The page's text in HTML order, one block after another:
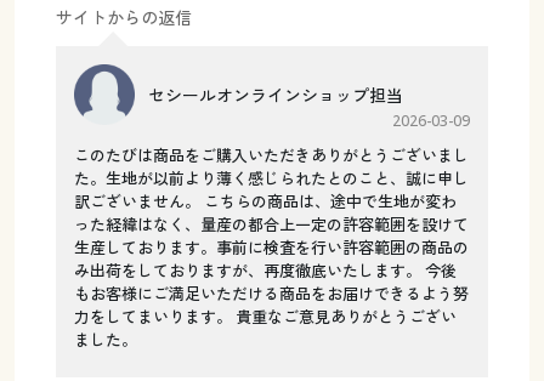
サイトからの返信
セシールオンラインショップ担当
2026-03-09
このたびは商品をご購入いただきありがとうございまし
た。生地が以前より薄く感じられたとのこと、誠に申し
訳ございません。 こちらの商品は、途中で生地が変わ
った経緯はなく、量産の都合上一定の許容範囲を設けて
生産しております。事前に検査を行い許容範囲の商品の
み出荷をしておりますが、再度徹底いたします。 今後
もお客様にご満足いただける商品をお届けできるよう努
力をしてまいります。 貴重なご意見ありがとうござい
ました。